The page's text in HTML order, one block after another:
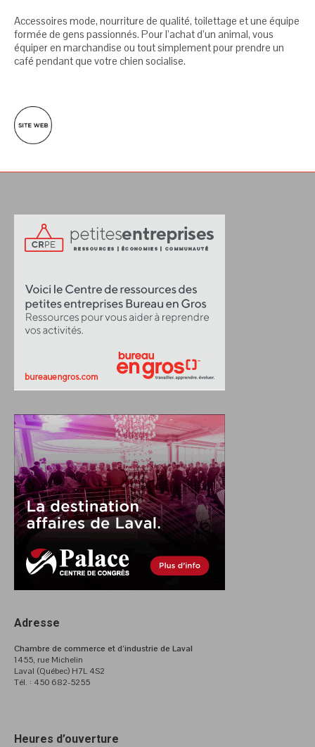
Accessoires mode, nourriture de qualité, toilettage et une équipe
formée de gens passionnés. Pour l’achat d’un animal, vous
équiper en marchandise ou tout simplement pour prendre un
café pendant que votre chien socialise.
Adresse
Chambre de commerce et d’industrie de Laval
1455, rue Michelin
Laval (Québec) H7L 4S2
Tél. : 450 682-5255
Heures d’ouverture